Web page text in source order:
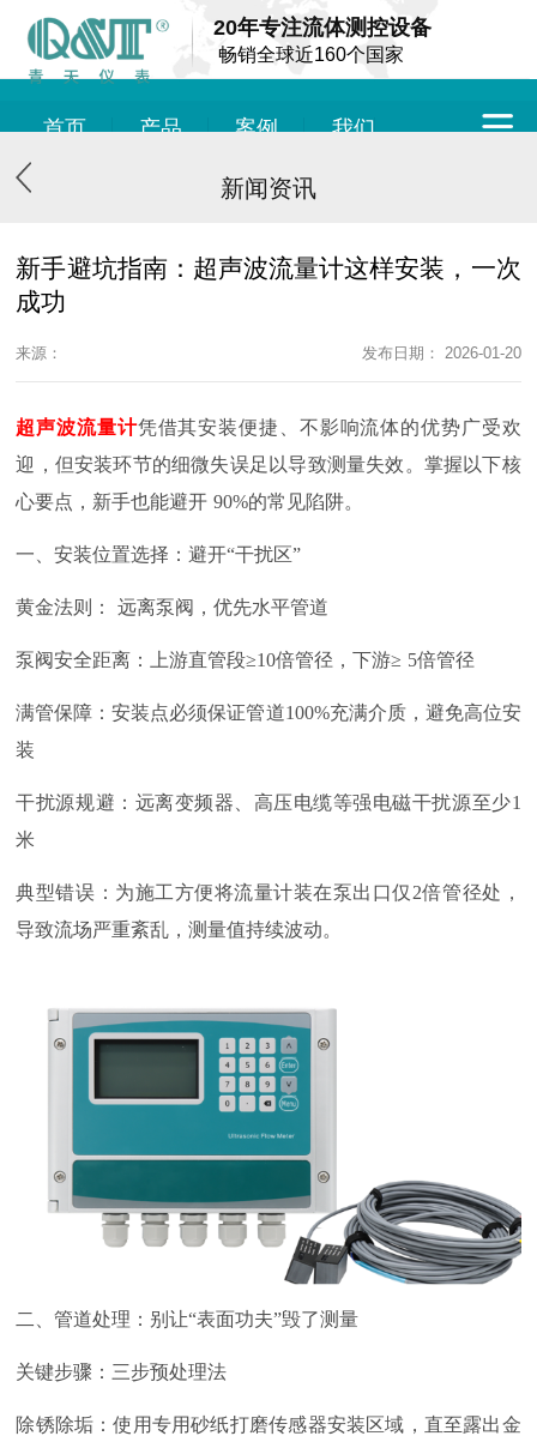
20年专注流体测控设备
畅销全球近160个国家
首页 产品 案例 我们
新闻资讯
新手避坑指南：超声波流量计这样安装，一次
成功
来源： 发布日期： 2026-01-20
超声波流量计凭借其安装便捷、不影响流体的优势广受欢
迎，但安装环节的细微失误足以导致测量失效。掌握以下核
心要点，新手也能避开 90%的常见陷阱。
一、安装位置选择：避开“干扰区”
黄金法则： 远离泵阀，优先水平管道
泵阀安全距离：上游直管段≥10倍管径，下游≥ 5倍管径
满管保障：安装点必须保证管道100%充满介质，避免高位安
装
干扰源规避：远离变频器、高压电缆等强电磁干扰源至少1
米
典型错误：为施工方便将流量计装在泵出口仅 2倍管径处，
导致流场严重紊乱，测量值持续波动。
二、管道处理：别让“表面功夫”毁了测量
关键步骤：三步预处理法
除锈除垢：使用专用砂纸打磨传感器安装区域，直至露出金